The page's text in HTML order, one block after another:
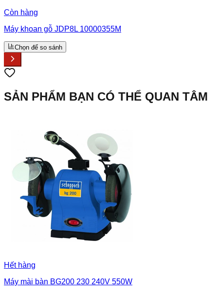
Còn hàng
Máy khoan gỗ JDP8L 10000355M
Chọn để so sánh
SẢN PHẨM BẠN CÓ THỂ QUAN TÂM
Hết hàng
Máy mài bàn BG200 230 240V 550W